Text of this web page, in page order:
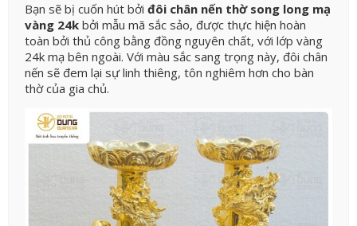
Bạn sẽ bị cuốn hút bởi đôi chân nến thờ song long mạ
vàng 24k bởi mẫu mã sắc sảo, được thực hiện hoàn
toàn bởi thủ công bằng đồng nguyên chất, với lớp vàng
24k mạ bên ngoài. Với màu sắc sang trọng này, đôi chân
nến sẽ đem lại sự linh thiêng, tôn nghiêm hơn cho bàn
thờ của gia chủ.